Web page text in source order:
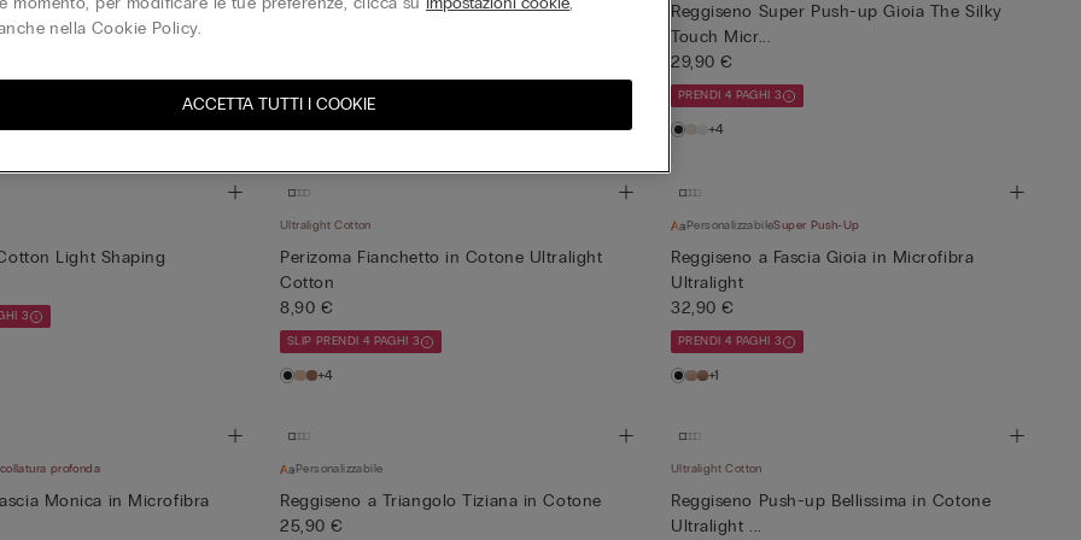
e Pizzo
Pantalone Lungo con Coulisse in Tela di Lino
PRENDI 4 PAGHI 3
Reggiseno Super Push-up Gioia The Silky
Touch Micr...
29,90 €
PRENDI 4 PAGHI 3
+4
Light Shaping
3
Ultralight Cotton
Perizoma Fianchetto in Cotone Ultralight
Cotton
8,90 €
SLIP PRENDI 4 PAGHI 3
+4
PersonalizzabileSuper Push-Up
Reggiseno a Fascia Gioia in Microfibra
Ultralight
32,90 €
PRENDI 4 PAGHI 3
+1
profonda
Monica in Microfibra
Personalizzabile
Reggiseno a Triangolo Tiziana in Cotone
25,90 €
Ultralight Cotton
Reggiseno Push-up Bellissima in Cotone
Ultralight ...
nella Cookie Policy.
ACCETTA TUTTI I COOKIE